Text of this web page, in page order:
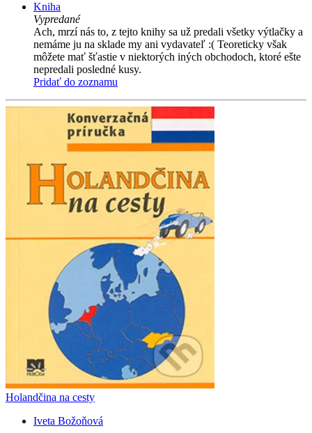
Kniha
Vypredané
Ach, mrzí nás to, z tejto knihy sa už predali všetky výtlačky a
nemáme ju na sklade my ani vydavateľ :( Teoreticky však
môžete mať šťastie v niektorých iných obchodoch, ktoré ešte
nepredali posledné kusy.
Pridať do zoznamu
Holandčina na cesty
Iveta Božoňová